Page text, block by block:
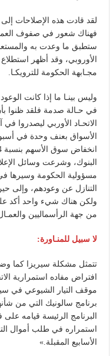
لقد قادت هذه الإصلاحات
فهناك شعور في صفوف
ستطبق ما وعدت به
مجـابهة الحكومة للترويكـا.
وليس بينـا ما إذا كانت
في حـالة صدمة فلقد ظنوا
الاتحـاد الأوربي ليصدروا
الأسواق بعنف وحدة في
البنوك، وشرعت وسائل
مسؤولية الحكومة وسيرها
التنازل عن وعودهم، وإلى
ولكن هناك شيء واحد أكد
من جهة الرأسماليين
لا سبيل للمنـاورة:
تتمثل مشكلة سيريزا كما
افتراض مفاده استمرارية
موقف التيار الشيوعي في
برنامج سالونيك التي من
البرنامج الرئيسة قيامه على
استمراره في طلب أموال
الأسابيع المقبلة.»